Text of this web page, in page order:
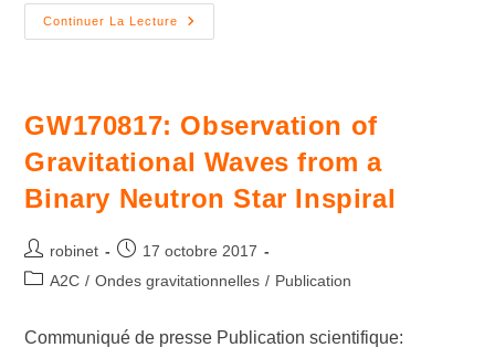
Continuer La Lecture
GW170817: Observation of
Gravitational Waves from a
Binary Neutron Star Inspiral
robinet
17 octobre 2017
A2C / Ondes gravitationnelles / Publication
Communiqué de presse Publication scientifique: